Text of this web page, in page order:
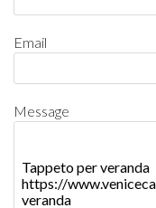
Email
Message